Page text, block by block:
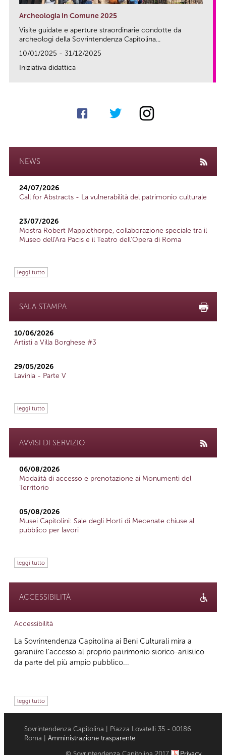
Archeologia in Comune 2025
Visite guidate e aperture straordinarie condotte da
archeologi della Sovrintendenza Capitolina...
10/01/2025 - 31/12/2025
Iniziativa didattica
NEWS
24/07/2026
Call for Abstracts - La vulnerabilità del patrimonio culturale
23/07/2026
Mostra Robert Mapplethorpe, collaborazione speciale tra il
Museo dell'Ara Pacis e il Teatro dell'Opera di Roma
leggi tutto
SALA STAMPA
10/06/2026
Artisti a Villa Borghese #3
29/05/2026
Lavinia - Parte V
leggi tutto
AVVISI DI SERVIZIO
06/08/2026
Modalità di accesso e prenotazione ai Monumenti del
Territorio
05/08/2026
Musei Capitolini: Sale degli Horti di Mecenate chiuse al
pubblico per lavori
leggi tutto
ACCESSIBILITÀ
Accessibilità
La Sovrintendenza Capitolina ai Beni Culturali mira a
garantire l’accesso al proprio patrimonio storico-artistico
da parte del più ampio pubblico...
leggi tutto
Sovrintendenza Capitolina | Piazza Lovatelli 35 - 00186
Roma | Amministrazione trasparente